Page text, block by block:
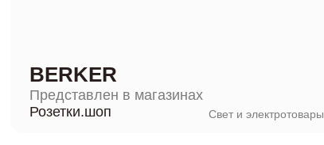
BERKER
Представлен в магазинах
Розетки.шоп
Свет и электротовары